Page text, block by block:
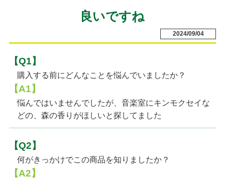
良いですね
2024/09/04
【Q1】
購入する前にどんなことを悩んでいましたか？
【A1】
悩んではいませんでしたが、音楽室にキンモクセイな
どの、森の香りがほしいと探してました
【Q2】
何がきっかけでこの商品を知りましたか？
【A2】